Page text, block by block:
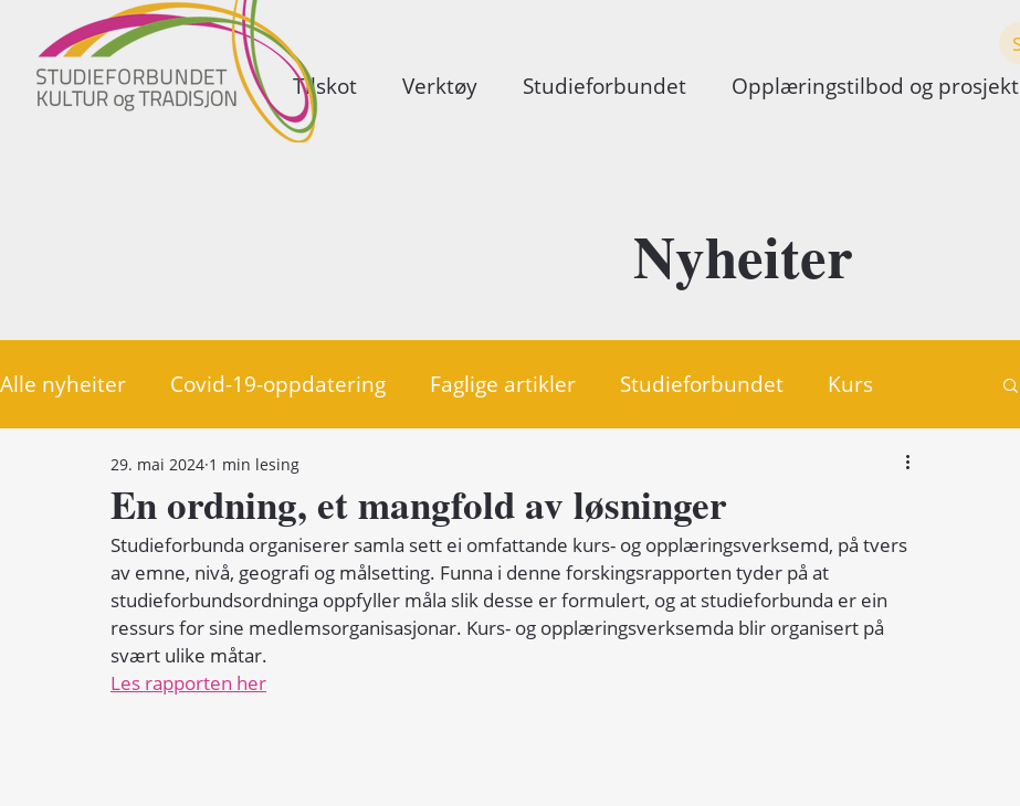
Tilskot Verktøy Studieforbundet Opplæringstilbod og prosjekt
Nyheiter
Alle nyheiter Covid-19-oppdatering Faglige artikler Studieforbundet Kurs
Politikk Medlemsorganisasjonar
En ordning, et mangfold av løsninger
29. mai 2024 1 min lesing
Studieforbunda organiserer samla sett ei omfattande kurs- og opplæringsverksemd, på tvers
av emne, nivå, geografi og målsetting. Funna i denne forskingsrapporten tyder på at
studieforbundsordninga oppfyller måla slik desse er formulert, og at studieforbunda er ein
ressurs for sine medlemsorganisasjonar. Kurs- og opplæringsverksemda blir organisert på
svært ulike måtar.
Les rapporten her